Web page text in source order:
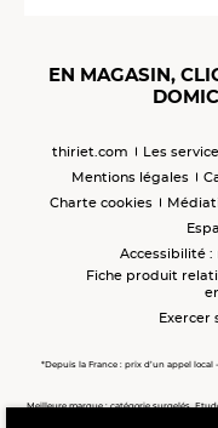
EN MAGASIN,
thiriet.com Les
Mentions légales
Charte cookies
Accessibilité :
Fiche produit
Exercer
*Depuis la France : prix d’un appel
Meilleure marque : catégorie surgelés.